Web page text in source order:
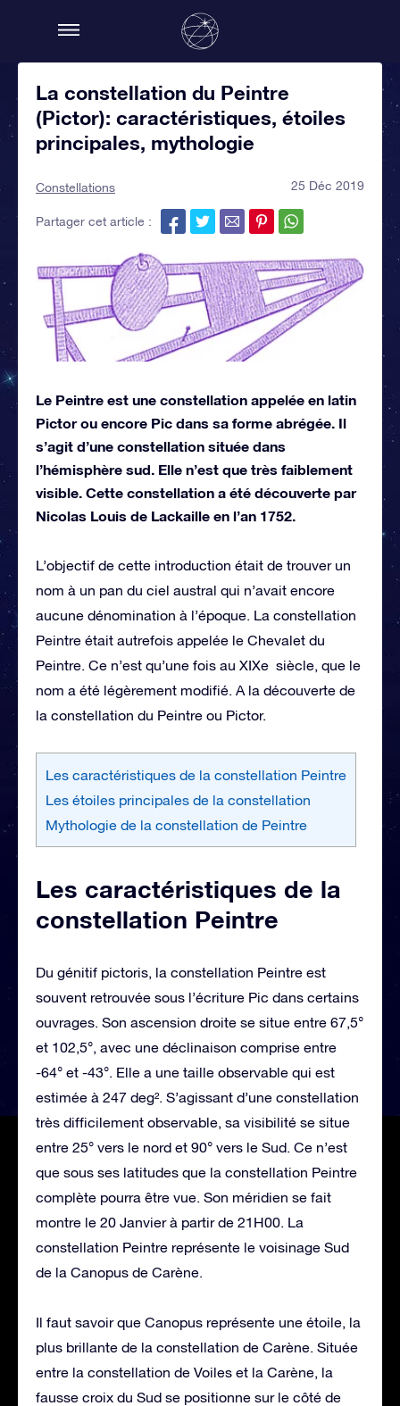
La constellation du Peintre
(Pictor): caractéristiques, étoiles
principales, mythologie
Constellations 25 Déc 2019
Partager cet article :
Le Peintre est une constellation appelée en latin
Pictor ou encore Pic dans sa forme abrégée. Il
s’agit d’une constellation située dans
l’hémisphère sud. Elle n’est que très faiblement
visible. Cette constellation a été découverte par
Nicolas Louis de Lackaille en l’an 1752.
L’objectif de cette introduction était de trouver un
nom à un pan du ciel austral qui n’avait encore
aucune dénomination à l’époque. La constellation
Peintre était autrefois appelée le Chevalet du
Peintre. Ce n’est qu’une fois au XIXe siècle, que le
nom a été légèrement modifié. A la découverte de
la constellation du Peintre ou Pictor.
Les caractéristiques de la constellation Peintre
Les étoiles principales de la constellation
Mythologie de la constellation de Peintre
Les caractéristiques de la
constellation Peintre
Du génitif pictoris, la constellation Peintre est
souvent retrouvée sous l’écriture Pic dans certains
ouvrages. Son ascension droite se situe entre 67,5°
et 102,5°, avec une déclinaison comprise entre
-64° et -43°. Elle a une taille observable qui est
estimée à 247 deg². S’agissant d’une constellation
très difficilement observable, sa visibilité se situe
entre 25° vers le nord et 90° vers le Sud. Ce n’est
que sous ses latitudes que la constellation Peintre
complète pourra être vue. Son méridien se fait
montre le 20 Janvier à partir de 21H00. La
constellation Peintre représente le voisinage Sud
de la Canopus de Carène.
Il faut savoir que Canopus représente une étoile, la
plus brillante de la constellation de Carène. Située
entre la constellation de Voiles et la Carène, la
fausse croix du Sud se positionne sur le côté de